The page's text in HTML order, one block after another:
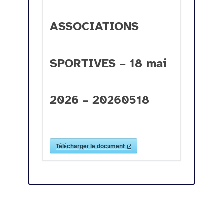
ASSOCIATIONS
SPORTIVES – 18 mai
2026 – 20260518
Télécharger le document